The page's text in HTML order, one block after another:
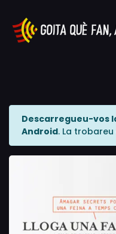
Descarregueu-vos
Android. La trobareu